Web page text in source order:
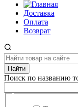
Доставка
Оплата
Возврат
Найти
Поиск по названию